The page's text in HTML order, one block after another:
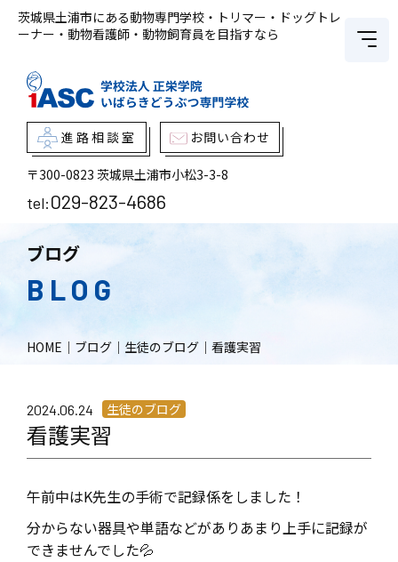
茨城県土浦市にある動物専門学校・トリマー・ドッグトレ
ーナー・動物看護師・動物飼育員を目指すなら
進路相談室 お問い合わせ
〒300-0823 茨城県土浦市小松3-3-8
tel:029-823-4686
ブログ
BLOG
HOME ｜ ブログ ｜ 生徒のブログ ｜ 看護実習
2024.06.24 生徒のブログ
看護実習
午前中はK先生の手術で記録係をしました！
分からない器具や単語などがありあまり上手に記録が
できませんでした💦